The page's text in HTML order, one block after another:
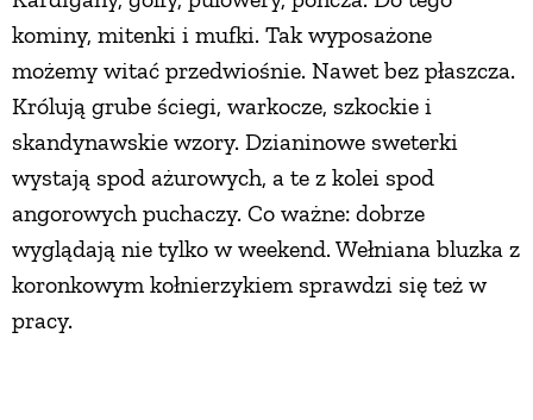
kominy, mitenki i mufki. Tak wyposażone
możemy witać przedwiośnie. Nawet bez płaszcza.
Królują grube ściegi, warkocze, szkockie i
skandynawskie wzory. Dzianinowe sweterki
wystają spod ażurowych, a te z kolei spod
angorowych puchaczy. Co ważne: dobrze
wyglądają nie tylko w weekend. Wełniana bluzka z
koronkowym kołnierzykiem sprawdzi się też w
pracy.